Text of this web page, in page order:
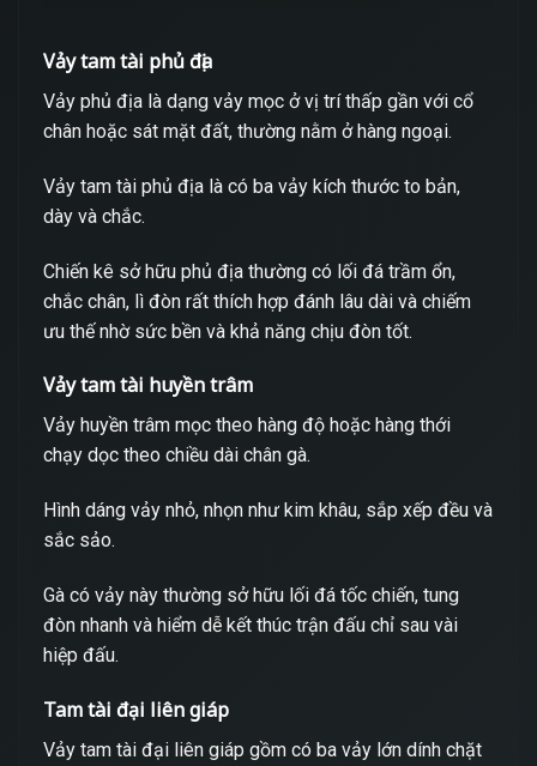
Vảy tam tài phủ địa
Vảy phủ địa là dạng vảy mọc ở vị trí thấp gần với cổ
chân hoặc sát mặt đất, thường nằm ở hàng ngoại.
Vảy tam tài phủ địa là có ba vảy kích thước to bản,
dày và chắc.
Chiến kê sở hữu phủ địa thường có lối đá trầm ổn,
chắc chân, lì đòn rất thích hợp đánh lâu dài và chiếm
ưu thế nhờ sức bền và khả năng chịu đòn tốt.
Vảy tam tài huyền trâm
Vảy huyền trâm mọc theo hàng độ hoặc hàng thới
chạy dọc theo chiều dài chân gà.
Hình dáng vảy nhỏ, nhọn như kim khâu, sắp xếp đều và
sắc sảo.
Gà có vảy này thường sở hữu lối đá tốc chiến, tung
đòn nhanh và hiểm dễ kết thúc trận đấu chỉ sau vài
hiệp đấu.
Tam tài đại liên giáp
Vảy tam tài đại liên giáp gồm có ba vảy lớn dính chặt